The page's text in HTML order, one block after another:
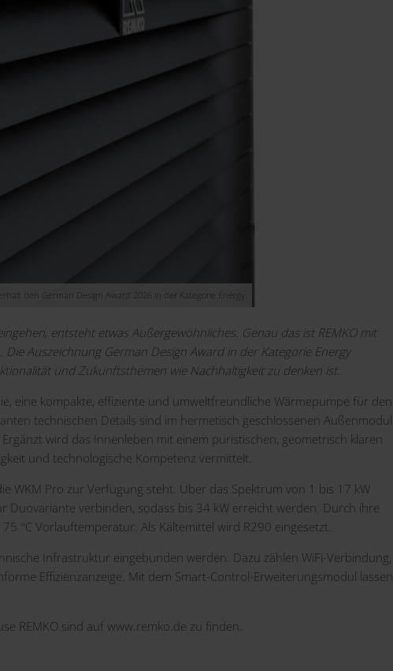
den German Design Award 2026 in der Kategorie Energy.
entsteht etwas Außergewöhnliches. Genau das ist REMKO mit
Die Auszeichnung German Design Award in der Kategorie Energy
und Zukunftsthemen wie Nachhaltigkeit zu denken ist.
eine kompakte, effiziente und umweltfreundliche Wärmepumpe für den
technischen Details sind im hermetisch geschlossenen Außenmodul
wird das Innenleben mit einem puristischen, geometrisch klaren
und technologische Kompetenz vermittelt.
WKM Pro zur Verfügung steht. Über das Spektrum von 1 bis 17 kW
Duovariante verbinden, sodass bis 34 kW erreicht werden. Durch ihre
°C Vorlauftemperatur. Als Kältemittel wird R290 eingesetzt.
Infrastruktur eingebunden werden. Dazu zählen WiFi-Verbindung,
Effizienzanzeige. Mit dem Smart-Control-Erweiterungsmodul lassen
REMKO sind auf www.remko.de zu finden.